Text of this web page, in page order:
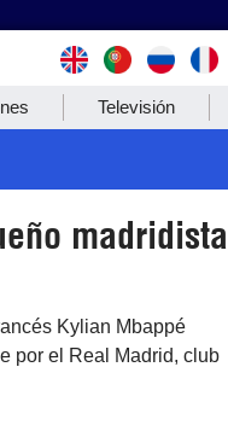
Televisión
madridista
Kylian Mbappé
por el Real Madrid, club